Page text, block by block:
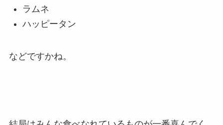
ラムネ
ハッピータン
などですかね。